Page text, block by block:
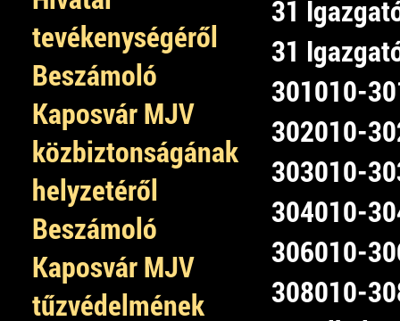
tevékenységéről
Beszámoló
Kaposvár MJV
közbiztonságának
helyzetéről
Beszámoló
Kaposvár MJV
tűzvédelmének
31
31
301010-
302010-
303010-
304010-
306010-
308010-